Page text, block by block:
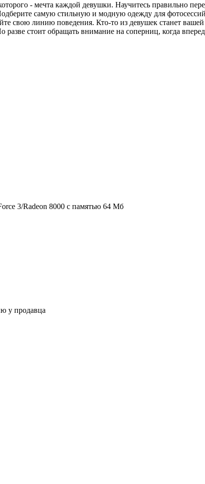
- мечта каждой девушки. Научитесь правильно
самую стильную и модную одежду для
свою линию поведения. Кто-то из девушек станет
стоит обращать внимание на соперниц, когда
3/Radeon 8000 с памятью 64 Мб
у продавца